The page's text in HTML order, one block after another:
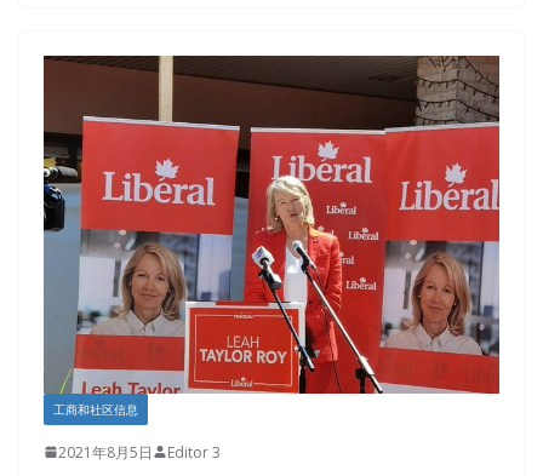
工商和社区信息
2021年8月5日 Editor 3